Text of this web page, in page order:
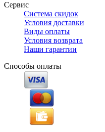
Сервис
Система скидок
Условия доставки
Виды оплаты
Условия возврата
Наши гарантии
Способы оплаты